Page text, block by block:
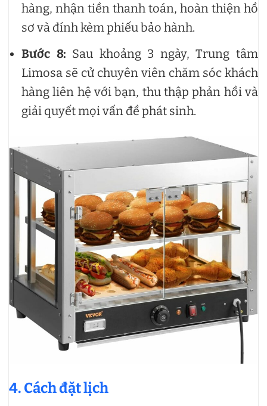
hàng, nhận tiền thanh toán, hoàn thiện hồ
sơ và đính kèm phiếu bảo hành.
Bước 8: Sau khoảng 3 ngày, Trung tâm
Limosa sẽ cử chuyên viên chăm sóc khách
hàng liên hệ với bạn, thu thập phản hồi và
giải quyết mọi vấn đề phát sinh.
4. Cách đặt lịch